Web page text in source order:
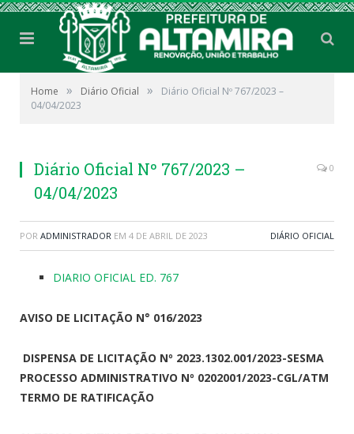
Home » Diário Oficial »
Diário Oficial Nº 767/2023 –
04/04/2023
Diário Oficial Nº 767/2023 –
04/04/2023
0
POR ADMINISTRADOR EM 4 DE ABRIL DE 2023 DIÁRIO OFICIAL
DIARIO OFICIAL ED. 767
AVISO DE LICITAÇÃO N° 016/2023
DISPENSA DE LICITAÇÃO Nº 2023.1302.001/2023-SESMA
PROCESSO ADMINISTRATIVO Nº 0202001/2023-CGL/ATM
TERMO DE RATIFICAÇÃO